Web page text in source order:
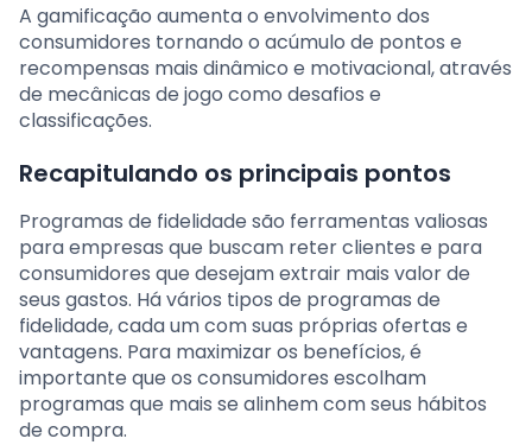
A gamificação aumenta o envolvimento dos
consumidores tornando o acúmulo de pontos e
recompensas mais dinâmico e motivacional, através
de mecânicas de jogo como desafios e
classificações.
Recapitulando os principais pontos
Programas de fidelidade são ferramentas valiosas
para empresas que buscam reter clientes e para
consumidores que desejam extrair mais valor de
seus gastos. Há vários tipos de programas de
fidelidade, cada um com suas próprias ofertas e
vantagens. Para maximizar os benefícios, é
importante que os consumidores escolham
programas que mais se alinhem com seus hábitos
de compra.